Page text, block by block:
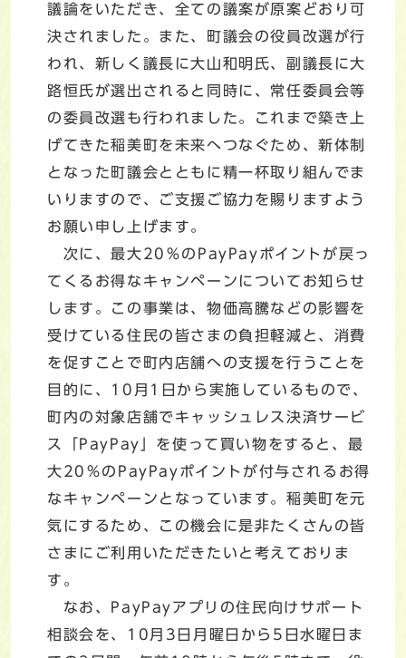
議論をいただき、全ての議案が原案どおり可
決されました。また、町議会の役員改選が行
われ、新しく議長に大山和明氏、副議長に大
路恒氏が選出されると同時に、常任委員会等
の委員改選も行われました。これまで築き上
げてきた稲美町を未来へつなぐため、新体制
となった町議会とともに精一杯取り組んでま
いりますので、ご支援ご協力を賜りますよう
お願い申し上げます。
次に、最大20％のPayPayポイントが戻っ
てくるお得なキャンペーンについてお知らせ
します。この事業は、物価高騰などの影響を
受けている住民の皆さまの負担軽減と、消費
を促すことで町内店舗への支援を行うことを
目的に、10月1日から実施しているもので、
町内の対象店舗でキャッシュレス決済サービ
ス「PayPay」を使って買い物をすると、最
大20％のPayPayポイントが付与されるお得
なキャンペーンとなっています。稲美町を元
気にするため、この機会に是非たくさんの皆
さまにご利用いただきたいと考えておりま
す。
なお、PayPayアプリの住民向けサポート
相談会を、10月3日月曜日から5日水曜日ま